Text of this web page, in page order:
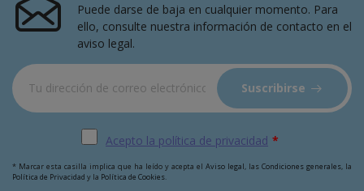
Puede darse de baja en cualquier momento. Para
ello, consulte nuestra información de contacto en el
aviso legal.
Suscribirse
Acepto la política de privacidad *
* Marcar esta casilla implica que ha leído y acepta el Aviso legal, las Condiciones generales, la
Política de Privacidad y la Política de Cookies.